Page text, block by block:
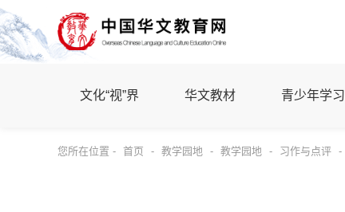
文化“视”界 华文教材 青少年学习
您所在位置 - 首页 - 教学园地 - 教学园地 - 习作与点评 -